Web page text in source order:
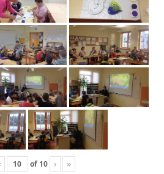
of 10 › »